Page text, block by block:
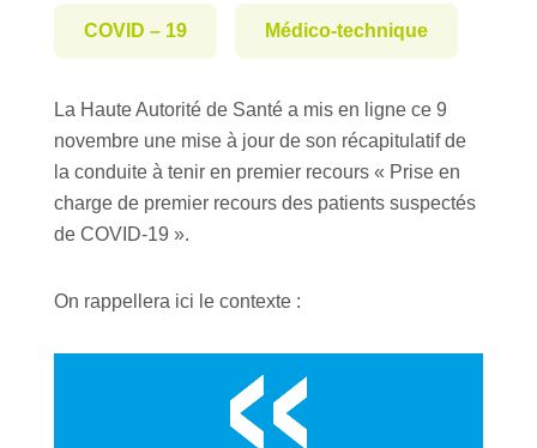
COVID – 19 Médico-technique
La Haute Autorité de Santé a mis en ligne ce 9
novembre une mise à jour de son récapitulatif de
la conduite à tenir en premier recours « Prise en
charge de premier recours des patients suspectés
de COVID-19 ».
On rappellera ici le contexte :